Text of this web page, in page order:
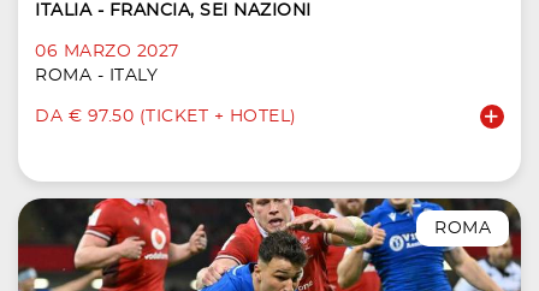
ITALIA - FRANCIA, SEI NAZIONI
06 MARZO 2027
ROMA - ITALY
DA € 97.50 (TICKET + HOTEL)
ROMA